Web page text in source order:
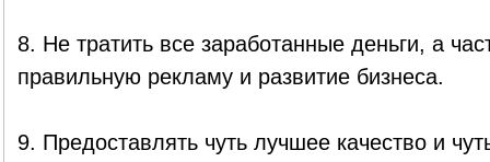
8. Не тратить все заработанные деньги, а
правильную рекламу и развитие бизнеса.
9. Предоставлять чуть лучшее качество и